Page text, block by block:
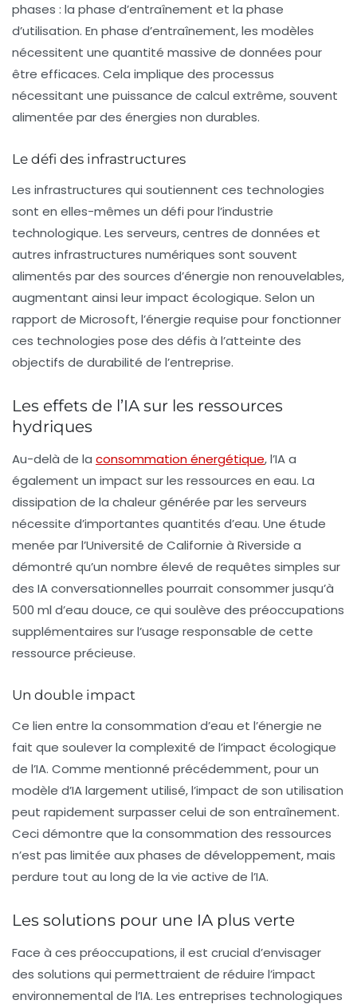
phases : la phase d’entraînement et la phase
d’utilisation. En phase d’entraînement, les modèles
nécessitent une quantité massive de données pour
être efficaces. Cela implique des processus
nécessitant une puissance de calcul extrême, souvent
alimentée par des énergies non durables.
Le défi des infrastructures
Les infrastructures qui soutiennent ces technologies
sont en elles-mêmes un défi pour l’industrie
technologique. Les serveurs, centres de données et
autres infrastructures numériques sont souvent
alimentés par des sources d’énergie non renouvelables,
augmentant ainsi leur impact écologique. Selon un
rapport de Microsoft, l’énergie requise pour fonctionner
ces technologies pose des défis à l’atteinte des
objectifs de durabilité de l’entreprise.
Les effets de l’IA sur les ressources
hydriques
Au-delà de la consommation énergétique, l’IA a
également un impact sur les ressources en eau. La
dissipation de la chaleur générée par les serveurs
nécessite d’importantes quantités d’eau. Une étude
menée par l’Université de Californie à Riverside a
démontré qu’un nombre élevé de requêtes simples sur
des IA conversationnelles pourrait consommer jusqu’à
500 ml d’eau douce, ce qui soulève des préoccupations
supplémentaires sur l’usage responsable de cette
ressource précieuse.
Un double impact
Ce lien entre la consommation d’eau et l’énergie ne
fait que soulever la complexité de l’impact écologique
de l’IA. Comme mentionné précédemment, pour un
modèle d’IA largement utilisé, l’impact de son utilisation
peut rapidement surpasser celui de son entraînement.
Ceci démontre que la consommation des ressources
n’est pas limitée aux phases de développement, mais
perdure tout au long de la vie active de l’IA.
Les solutions pour une IA plus verte
Face à ces préoccupations, il est crucial d’envisager
des solutions qui permettraient de réduire l’impact
environnemental de l’IA. Les entreprises technologiques